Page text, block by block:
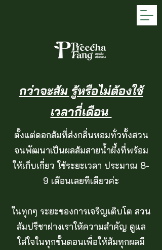
กว่าจะส้ม รู้หรือไม่ต้องใช้
เวลากี่เดือน
ตั้งแต่ดอกส้มที่ส่งกลิ่นหอมทั่วทั้งสวน
จนพัฒนาเป็นผลส้มสายน้ำผึ้งที่พร้อม
ให้เก็บเกี่ยว ใช้ระยะเวลา ประมาณ 8-
9 เดือนเลยทีเดียวค่ะ
ในทุกๆ ระยะของการเจริญเติบโต สวน
ส้มปรีชาฝางเราให้ความสำคัญ ดูแล
ใส่ใจในทุกขั้นตอนเพื่อให้ส้มทุกผลมี